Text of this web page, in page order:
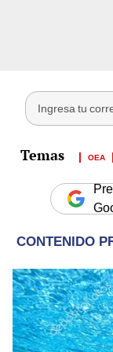
OEA